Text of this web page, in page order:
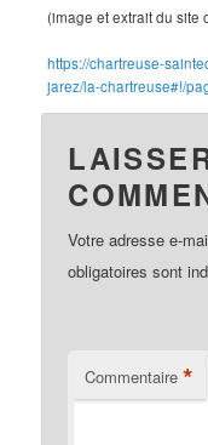
(image et extrait du site
https://chartreuse-
jarez/la-chartreuse#!/
Votre adresse e-
obligatoires sont
Commentaire *